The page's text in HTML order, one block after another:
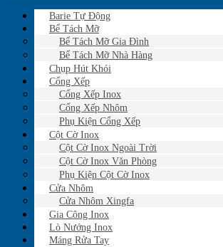
Barie Tự Động
Bể Tách Mỡ
Bể Tách Mỡ Gia Đình
Bể Tách Mỡ Nhà Hàng
Chụp Hút Khói
Cổng Xếp
Cổng Xếp Inox
Cổng Xếp Nhôm
Phụ Kiện Cổng Xếp
Cột Cờ Inox
Cột Cờ Inox Ngoài Trời
Cột Cờ Inox Văn Phòng
Phụ Kiện Cột Cờ Inox
Cửa Nhôm
Cửa Nhôm Xingfa
Gia Công Inox
Lò Nướng Inox
Máng Rửa Tay